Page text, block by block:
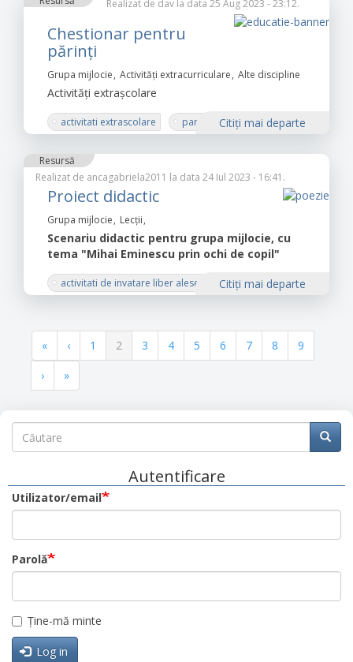
Realizat de dav la data 25 Aug 2023 - 23:12.
Chestionar pentru
părinți
Grupa mijlocie Activități extracurriculare Alte discipline
Activități extrașcolare
activitati extrascolare parinti Citiţi mai departe
Resursă
Realizat de ancagabriela2011 la data 24 Iul 2023 - 16:41.
Proiect didactic
Grupa mijlocie Lecții
Scenariu didactic pentru grupa mijlocie, cu
tema "Mihai Eminescu prin ochi de copil"
activitati de invatare liber alese
Citiţi mai departe
Paginație
Prima
pagină
«
Pagina
anterioară
‹ Pagina
1
Pagina
curentă
2 Pagina
3 Pagina
4 Pagina
5 Pagina
6 Pagina
7 Pagina
8 Pagina
9
Pagina
următoare
›
Ultima
pagină
»
Căutare
Căutare
Autentificare
Utilizator/email
Parolă
Ține-mă minte
Log in